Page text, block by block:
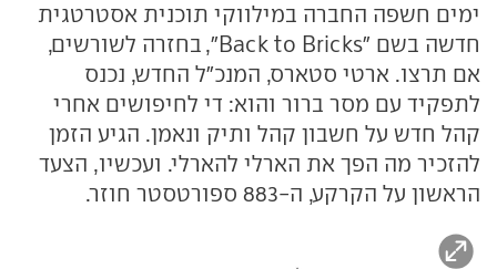
ימים חשפה החברה במילווקי תוכנית אסטרטגית
חדשה בשם "Back to Bricks", בחזרה לשורשים,
אם תרצו. ארטי סטארס, המנכ"ל החדש, נכנס
לתפקיד עם מסר ברור והוא: די לחיפושים אחרי
קהל חדש על חשבון קהל ותיק ונאמן. הגיע הזמן
להזכיר מה הפך את הארלי להארלי. ועכשיו, הצעד
הראשון על הקרקע, ה-883 ספורטסטר חוזר.